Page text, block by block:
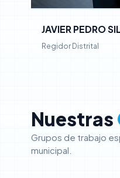
JAVIER PEDRO
Regidor Distrital
Nuestras
Grupos de trabajo
municipal.